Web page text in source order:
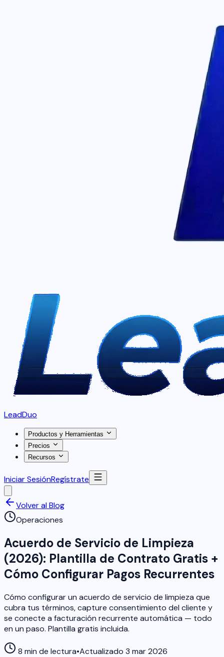
LeadDuo
Productos y Herramientas
Precios
Recursos
Iniciar SesiónRegístrate
Volver al Blog
Operaciones
Acuerdo de Servicio de Limpieza
(2026): Plantilla de Contrato Gratis +
Cómo Configurar Pagos Recurrentes
Cómo configurar un acuerdo de servicio de limpieza que
cubra tus términos, capture consentimiento del cliente y
se conecte a facturación recurrente automática — todo
en un paso. Plantilla gratis incluida.
8 min de lectura•Actualizado 3 mar 2026